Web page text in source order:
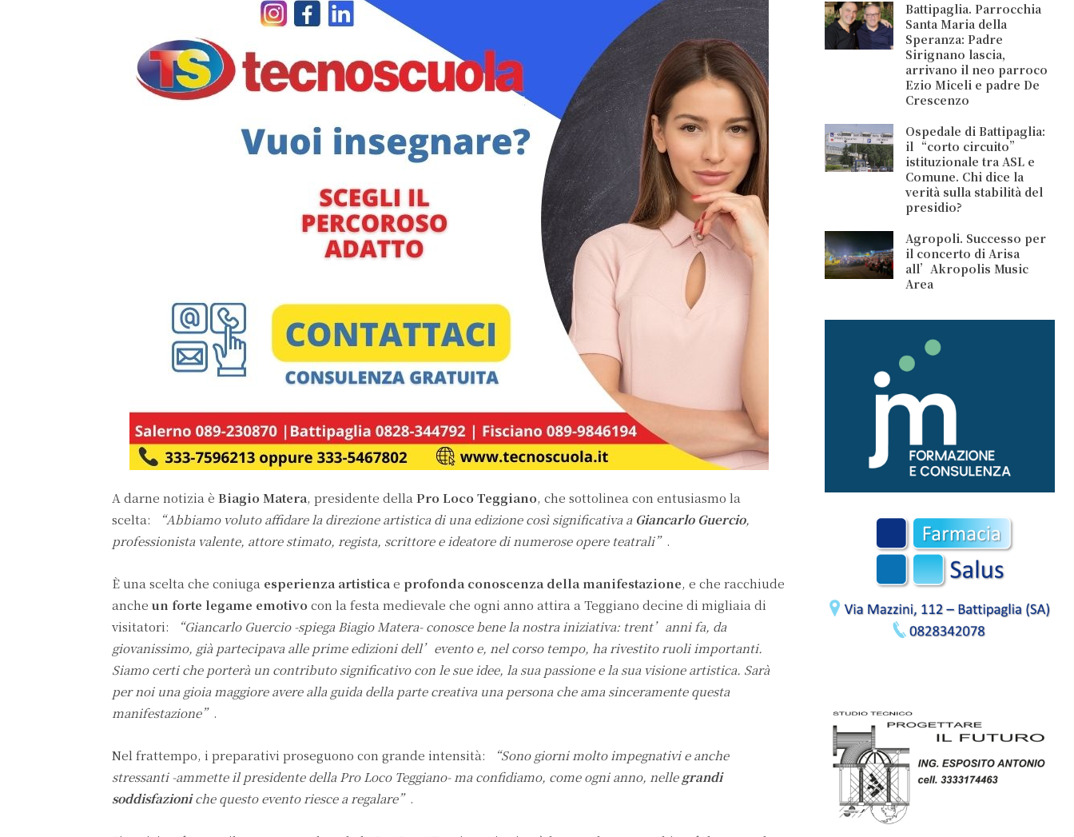
A darne notizia è Biagio Matera, presidente della Pro Loco Teggiano, che sottolinea con entusiasmo la
scelta:
“Abbiamo voluto affidare la direzione artistica di una edizione così significativa a Giancarlo Guercio,
professionista valente, attore stimato, regista, scrittore e ideatore di numerose opere teatrali” .
È una scelta che coniuga esperienza artistica e profonda conoscenza della manifestazione, e che racchiude
anche un forte legame emotivo con la festa medievale che ogni anno attira a Teggiano decine di migliaia di
visitatori:
“Giancarlo Guercio -spiega Biagio Matera- conosce bene la nostra iniziativa: trent’anni fa, da
giovanissimo, già partecipava alle prime edizioni dell’evento e, nel corso tempo, ha rivestito ruoli importanti.
Siamo certi che porterà un contributo significativo con le sue idee, la sua passione e la sua visione artistica. Sarà
per noi una gioia maggiore avere alla guida della parte creativa una persona che ama sinceramente questa
manifestazione” .
Nel frattempo, i preparativi proseguono con grande intensità:
“Sono giorni molto impegnativi e anche
stressanti -ammette il presidente della Pro Loco Teggiano- ma confidiamo, come ogni anno, nellegrandi
soddisfazioniche questo evento riesce a regalare” .
Battipaglia. Parrocchia
Santa Maria della
Speranza: Padre
Sirignano lascia,
arrivano il neo parroco
Ezio Miceli e padre De
Crescenzo
Ospedale di Battipaglia:
il “corto circuito”
istituzionale tra ASL e
Comune. Chi dice la
verità sulla stabilità del
presidio?
Agropoli. Successo per
il concerto di Arisa
all’Akropolis Music
Area